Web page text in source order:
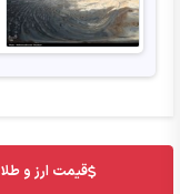
قیمت ارز و طلا